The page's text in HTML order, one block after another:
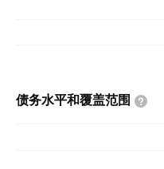
债务水平和覆盖范围